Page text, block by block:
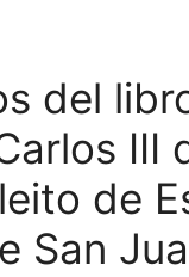
del
III
de
San